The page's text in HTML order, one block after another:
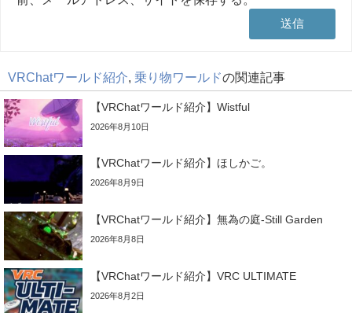
VRChatワールド紹介 乗り物ワールドの関連記事
【VRChatワールド紹介】Wistful
2026年8月10日
【VRChatワールド紹介】ほしかご。
2026年8月9日
【VRChatワールド紹介】無為の庭-Still Garden
2026年8月8日
【VRChatワールド紹介】VRC ULTIMATE
2026年8月2日